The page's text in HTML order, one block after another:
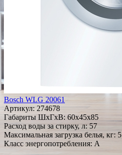
Bosch WLG 20061
Артикул: 274678
Габариты ШxГxВ: 60x45x85
Расход воды за стирку, л: 57
Максимальная загрузка белья, кг: 5
Класс энергопотребления: A